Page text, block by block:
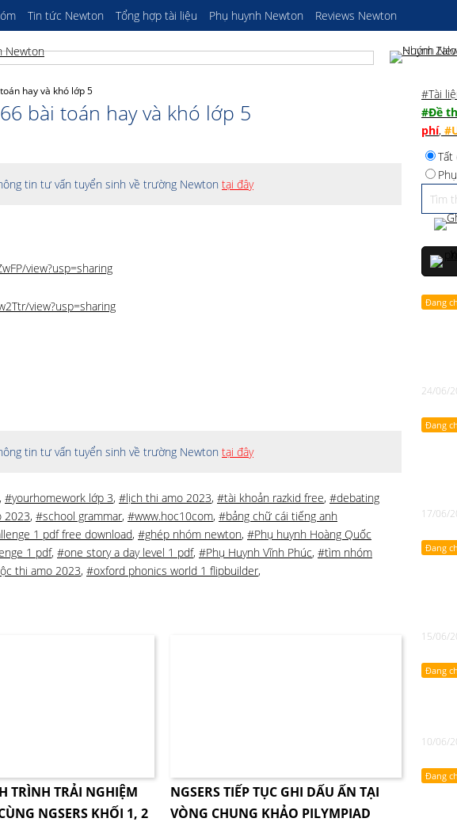
Tin tức Newton Tổng hợp tài liệu Phụ huynh Newton Reviews Newton
hay và khó lớp 5
bài toán hay và khó lớp 5
tin tư vấn tuyển sinh về trường Newton tại đây
view?usp=sharing
view?usp=sharing
tin tư vấn tuyển sinh về trường Newton tại đây
, #yourhomework lớp 3, #lịch thi amo 2023, #tài khoản razkid free, #debating
2023, #school grammar, #www.hoc10com, #bảng chữ cái tiếng anh
1 pdf free download, #ghép nhóm newton, #Phụ huynh Hoàng Quốc
1 pdf, #one story a day level 1 pdf, #Phụ Huynh Vĩnh Phúc, #tìm nhóm
thi amo 2023, #oxford phonics world 1 flipbuilder,
TRÌNH TRẢI NGHIỆM
NGSERS KHỐI 1, 2
NGSERS TIẾP TỤC GHI DẤU ẤN TẠI
VÒNG CHUNG KHẢO PILYMPIAD
#Tài
#Đề
phí,
Tất
Đang
24/06/
Đang
17/06/
Đang
15/06/
Đang
10/06/
Đang